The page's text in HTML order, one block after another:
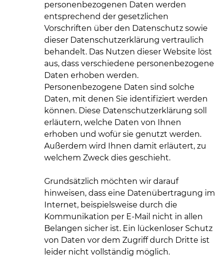
personenbezogenen Daten werden
entsprechend der gesetzlichen
Vorschriften über den Datenschutz sowie
dieser Datenschutzerklärung vertraulich
behandelt. Das Nutzen dieser Website löst
aus, dass verschiedene personenbezogene
Daten erhoben werden.
Personenbezogene Daten sind solche
Daten, mit denen Sie identifiziert werden
können. Diese Datenschutzerklärung soll
erläutern, welche Daten von Ihnen
erhoben und wofür sie genutzt werden.
Außerdem wird Ihnen damit erläutert, zu
welchem Zweck dies geschieht.
Grundsätzlich möchten wir darauf
hinweisen, dass eine Datenübertragung im
Internet, beispielsweise durch die
Kommunikation per E-Mail nicht in allen
Belangen sicher ist. Ein lückenloser Schutz
von Daten vor dem Zugriff durch Dritte ist
leider nicht vollständig möglich.